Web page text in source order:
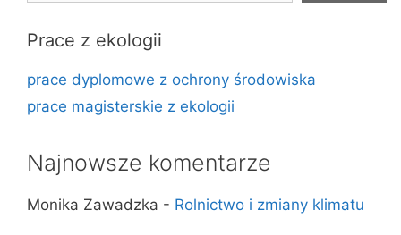
Prace z ekologii
prace dyplomowe z ochrony środowiska
prace magisterskie z ekologii
Najnowsze komentarze
Monika Zawadzka - Rolnictwo i zmiany klimatu